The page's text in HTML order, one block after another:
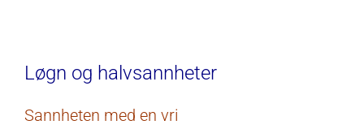
Løgn og halvsannheter
Sannheten med en vri